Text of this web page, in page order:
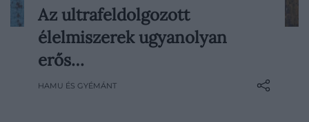
Egy friss, a Harvard University, a Duke
University és a University of Michigan
kutatóinak részvételével készült
hogy az ultrafeldolgozott élelmiszerek
Az ultrafeldolgozott
élelmiszerek ugyanolyan
erős…
HAMU ÉS GYÉMÁNT